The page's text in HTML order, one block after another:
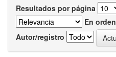
Resultados por página
En orden
Autor/registro